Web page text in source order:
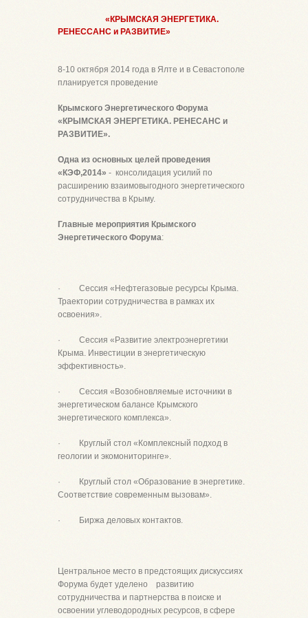
«КРЫМСКАЯ ЭНЕРГЕТИКА.
РЕНЕССАНС и РАЗВИТИЕ»
8-10 октября 2014 года в Ялте и в Севастополе
планируется проведение
Крымского Энергетического Форума
«КРЫМСКАЯ ЭНЕРГЕТИКА. РЕНЕСАНС и
РАЗВИТИЕ».
Одна из основных целей проведения
«КЭФ,2014» - консолидация усилий по
расширению взаимовыгодного энергетического
сотрудничества в Крыму.
Главные мероприятия Крымского
Энергетического Форума:
· Сессия «Нефтегазовые ресурсы Крыма.
Траектории сотрудничества в рамках их
освоения».
· Сессия «Развитие электроэнергетики
Крыма. Инвестиции в энергетическую
эффективность».
· Сессия «Возобновляемые источники в
энергетическом балансе Крымского
энергетического комплекса».
· Круглый стол «Комплексный подход в
геологии и экомониторинге».
· Круглый стол «Образование в энергетике.
Соответствие современным вызовам».
· Биржа деловых контактов.
Центральное место в предстоящих дискуссиях
Форума будет уделено развитию
сотрудничества и партнерства в поиске и
освоении углеводородных ресурсов, в сфере